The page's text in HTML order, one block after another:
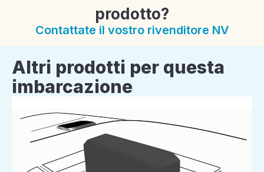
prodotto?
Contattate il vostro rivenditore NV
Altri prodotti per questa
imbarcazione